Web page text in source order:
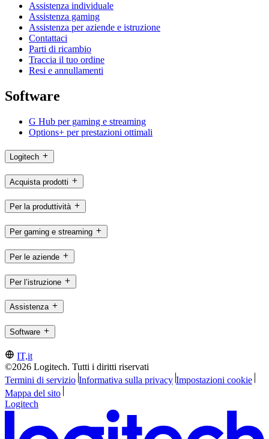
Assistenza individuale
Assistenza gaming
Assistenza per aziende e istruzione
Contattaci
Parti di ricambio
Traccia il tuo ordine
Resi e annullamenti
Software
G Hub per gaming e streaming
Options+ per prestazioni ottimali
Logitech
Acquista prodotti
Per la produttività
Per gaming e streaming
Per le aziende
Per l’istruzione
Assistenza
Software
IT,it
©2026 Logitech. Tutti i diritti riservati
Termini di servizio Informativa sulla privacy Impostazioni cookie
Mappa del sito
Logitech